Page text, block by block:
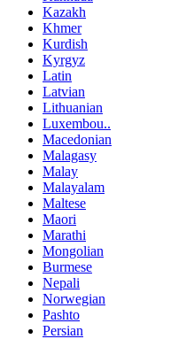
Kazakh
Khmer
Kurdish
Kyrgyz
Latin
Latvian
Lithuanian
Luxembou..
Macedonian
Malagasy
Malay
Malayalam
Maltese
Maori
Marathi
Mongolian
Burmese
Nepali
Norwegian
Pashto
Persian